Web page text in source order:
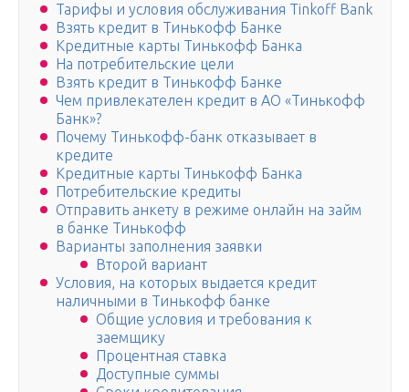
Тарифы и условия обслуживания Tinkoff Bank
Взять кредит в Тинькофф Банке
Кредитные карты Тинькофф Банка
На потребительские цели
Взять кредит в Тинькофф Банке
Чем привлекателен кредит в АО «Тинькофф
Банк»?
Почему Тинькофф-банк отказывает в
кредите
Кредитные карты Тинькофф Банка
Потребительские кредиты
Отправить анкету в режиме онлайн на займ
в банке Тинькофф
Варианты заполнения заявки
Второй вариант
Условия, на которых выдается кредит
наличными в Тинькофф банке
Общие условия и требования к
заемщику
Процентная ставка
Доступные суммы